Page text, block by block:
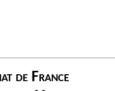
de France